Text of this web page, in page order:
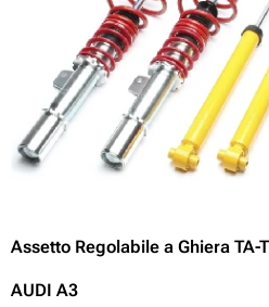
Assetto Regolabile a Ghiera TA-
AUDI A3